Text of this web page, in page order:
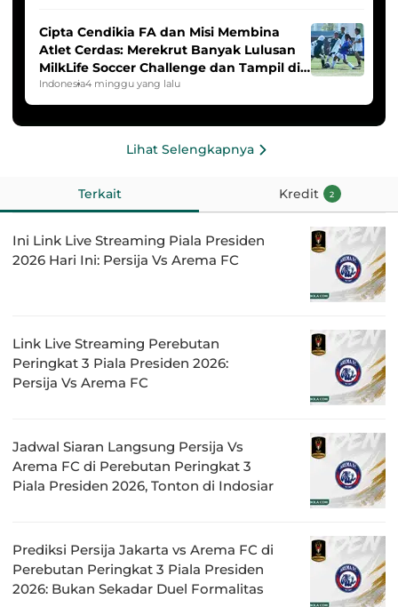
Cipta Cendikia FA dan Misi Membina
Atlet Cerdas: Merekrut Banyak Lulusan
MilkLife Soccer Challenge dan Tampil di
HYDROPLUS Soccer League
Indonesia4 minggu yang lalu
Lihat Selengkapnya
Terkait Kredit 2
Ini Link Live Streaming Piala Presiden
2026 Hari Ini: Persija Vs Arema FC
Link Live Streaming Perebutan
Peringkat 3 Piala Presiden 2026:
Persija Vs Arema FC
Jadwal Siaran Langsung Persija Vs
Arema FC di Perebutan Peringkat 3
Piala Presiden 2026, Tonton di Indosiar
Prediksi Persija Jakarta vs Arema FC di
Perebutan Peringkat 3 Piala Presiden
2026: Bukan Sekadar Duel Formalitas